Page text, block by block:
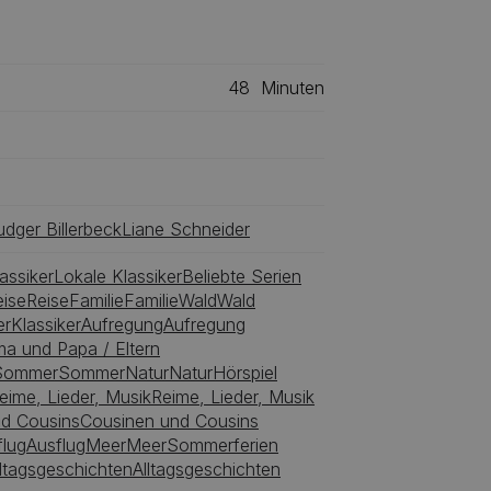
48 Minuten
BillerbeckLiane Schneider
Lokale KlassikerBeliebte Serien
ReiseFamilieFamilieWaldWald
KlassikerAufregungAufregung
und Papa / Eltern
SommerNaturNaturHörspiel
Lieder, MusikReime, Lieder, Musik
CousinsCousinen und Cousins
AusflugMeerMeerSommerferien
Alltagsgeschichten